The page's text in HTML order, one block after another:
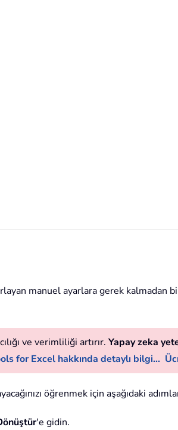
manuel ayarlara gerek kalmadan
ve verimliliği artırır. Yapay zeka
for Excel hakkında detaylı bilgi...
öğrenmek için aşağıdaki
'e gidin.